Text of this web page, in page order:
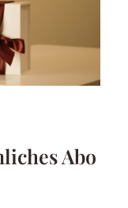
Abo